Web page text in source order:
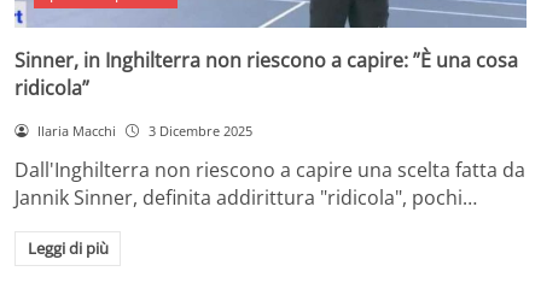
Sinner, in Inghilterra non riescono a capire: ”È una cosa
ridicola”
Ilaria Macchi 3 Dicembre 2025
Dall'Inghilterra non riescono a capire una scelta fatta da
Jannik Sinner, definita addirittura "ridicola", pochi…
Leggi di più